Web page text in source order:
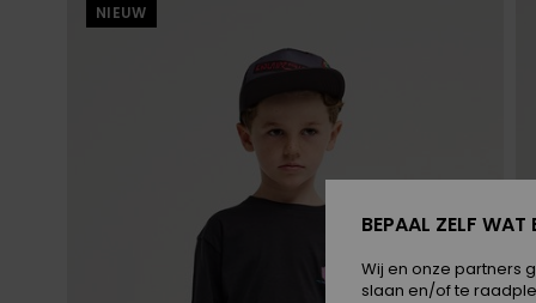
NIEUW
BEPAAL ZELF WAT
Wij en onze partners
slaan en/of te